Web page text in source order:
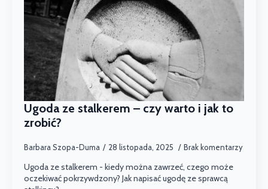
Ugoda ze stalkerem – czy warto i jak to
zrobić?
Barbara Szopa-Duma 28 listopada, 2025 Brak komentarzy
Ugoda ze stalkerem - kiedy można zawrzeć, czego może
oczekiwać pokrzywdzony? Jak napisać ugodę ze sprawcą